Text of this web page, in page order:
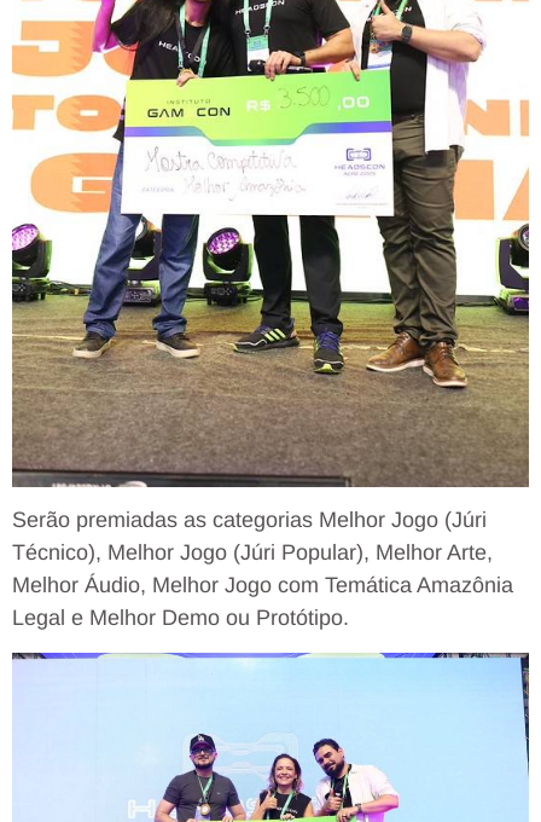
Serão premiadas as categorias Melhor Jogo (Júri
Técnico), Melhor Jogo (Júri Popular), Melhor Arte,
Melhor Áudio, Melhor Jogo com Temática Amazônia
Legal e Melhor Demo ou Protótipo.